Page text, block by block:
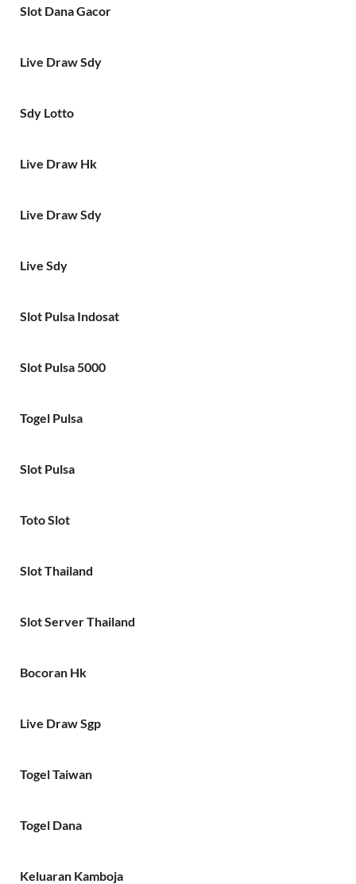
Slot Dana Gacor
Live Draw Sdy
Sdy Lotto
Live Draw Hk
Live Draw Sdy
Live Sdy
Slot Pulsa Indosat
Slot Pulsa 5000
Togel Pulsa
Slot Pulsa
Toto Slot
Slot Thailand
Slot Server Thailand
Bocoran Hk
Live Draw Sgp
Togel Taiwan
Togel Dana
Keluaran Kamboja